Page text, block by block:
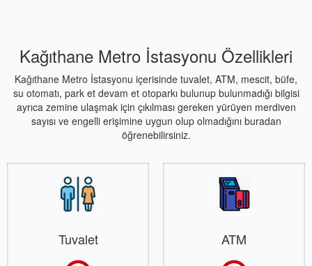
Kağıthane Metro İstasyonu Özellikleri
Kağıthane Metro İstasyonu içerisinde tuvalet, ATM, mescit, büfe,
su otomatı, park et devam et otoparkı bulunup bulunmadığı bilgisi
ayrıca zemine ulaşmak için çıkılması gereken yürüyen merdiven
sayısı ve engelli erişimine uygun olup olmadığını buradan
öğrenebilirsiniz.
Tuvalet ATM